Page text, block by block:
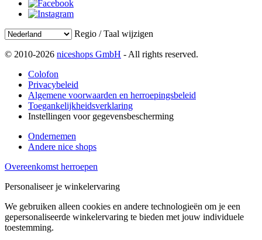
Regio / Taal wijzigen
© 2010-2026 niceshops GmbH - All rights reserved.
Colofon
Privacybeleid
Algemene voorwaarden en herroepingsbeleid
Toegankelijkheidsverklaring
Instellingen voor gegevensbescherming
Ondernemen
Andere nice shops
Overeenkomst herroepen
Personaliseer je winkelervaring
We gebruiken alleen cookies en andere technologieën om je een
gepersonaliseerde winkelervaring te bieden met jouw individuele
toestemming.